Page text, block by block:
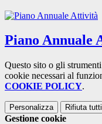
Piano Annuale
Questo sito o gli
cookie necessari al
COOKIE POLICY.
Personalizza Rifiuta tutti
Gestione cookie